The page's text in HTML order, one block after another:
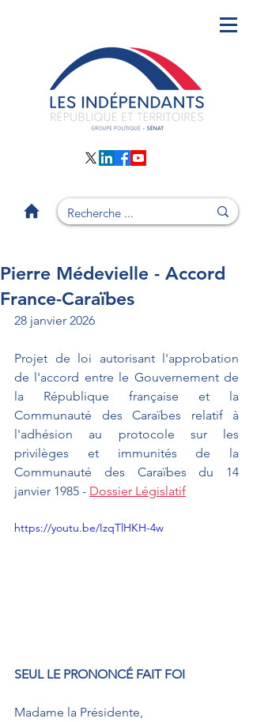
Pierre Médevielle - Accord
France-Caraïbes
28 janvier 2026
Projet de loi autorisant l'approbation
de l'accord entre le Gouvernement de
la République française et la
Communauté des Caraïbes relatif à
l'adhésion au protocole sur les
privilèges et immunités de la
Communauté des Caraïbes du 14
janvier 1985 - Dossier Législatif
https://youtu.be/IzqTlHKH-4w
SEUL LE PRONONCÉ FAIT FOI
Madame la Présidente,